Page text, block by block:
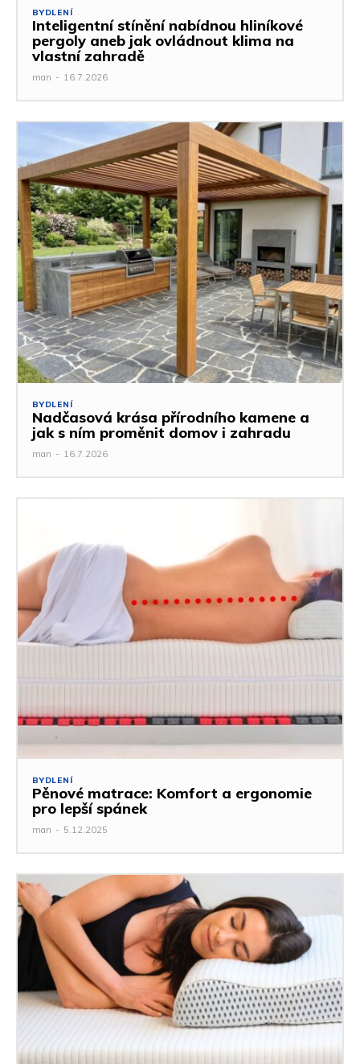
BYDLENÍ
Inteligentní stínění nabídnou hliníkové
pergoly aneb jak ovládnout klima na
vlastní zahradě
man - 16.7.2026
BYDLENÍ
Nadčasová krása přírodního kamene a
jak s ním proměnit domov i zahradu
man - 16.7.2026
BYDLENÍ
Pěnové matrace: Komfort a ergonomie
pro lepší spánek
man - 5.12.2025